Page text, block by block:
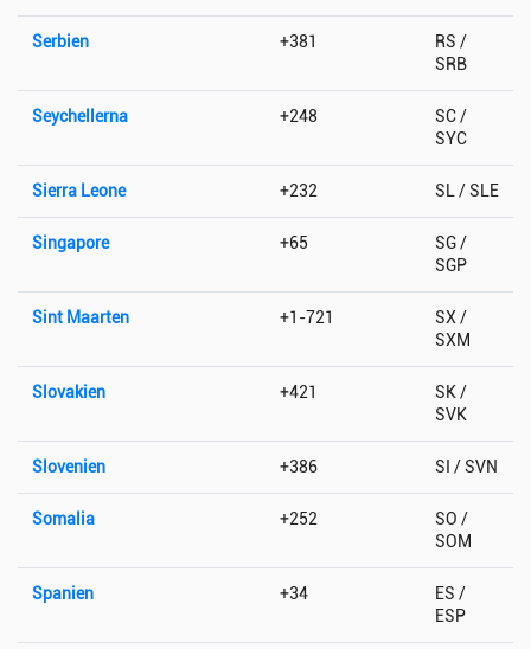
Serbien +381
RS /
SRB
Seychellerna +248
SC /
SYC
Sierra Leone +232 SL / SLE
Singapore +65
SG /
SGP
Sint Maarten +1-721
SX /
SXM
Slovakien +421
SK /
SVK
Slovenien +386 SI / SVN
Somalia +252
SO /
SOM
Spanien +34
ES /
ESP